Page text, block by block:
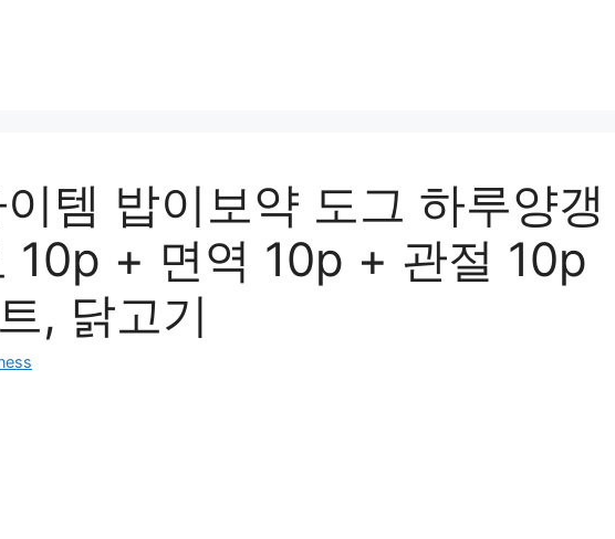
템 밥이보약 도그 하루양갱
10p + 면역 10p + 관절 10p
, 닭고기